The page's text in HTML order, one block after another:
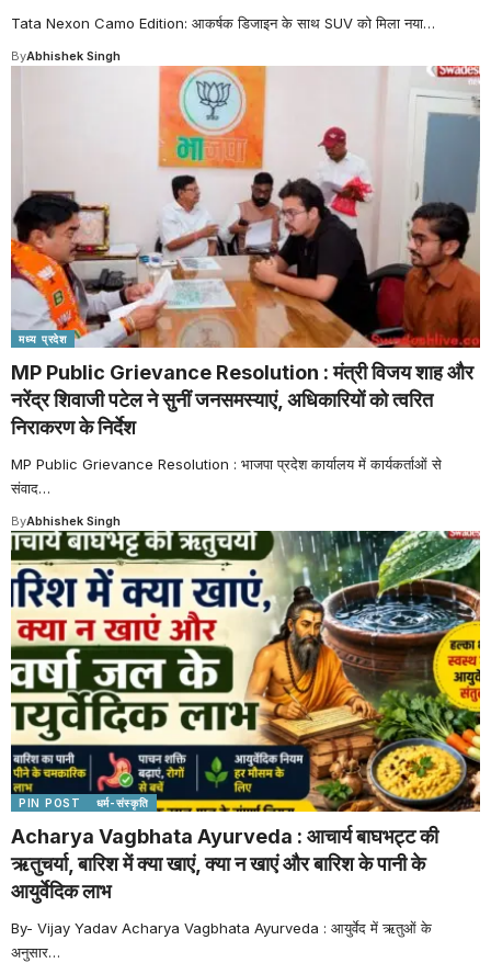
Tata Nexon Camo Edition: आकर्षक डिजाइन के साथ SUV को मिला नया…
ByAbhishek Singh
मध्य प्रदेश
MP Public Grievance Resolution : मंत्री विजय शाह और
नरेंद्र शिवाजी पटेल ने सुनीं जनसमस्याएं, अधिकारियों को त्वरित
निराकरण के निर्देश
MP Public Grievance Resolution : भाजपा प्रदेश कार्यालय में कार्यकर्ताओं से
संवाद…
ByAbhishek Singh
PIN POST धर्म-संस्कृति
Acharya Vagbhata Ayurveda : आचार्य बाघभट्ट की
ऋतुचर्या, बारिश में क्या खाएं, क्या न खाएं और बारिश के पानी के
आयुर्वेदिक लाभ
By- Vijay Yadav Acharya Vagbhata Ayurveda : आयुर्वेद में ऋतुओं के
अनुसार…